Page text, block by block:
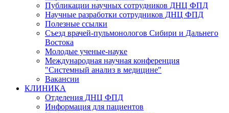
Публикации научных сотрудников ДНЦ ФПД
Научные разработки сотрудников ДНЦ ФПД
Полезные ссылки
Съезд врачей-пульмонологов Сибири и Дальнего
Востока
Молодые ученые-науке
Международная научная конференция
"Системный анализ в медицине"
Вакансии
КЛИНИКА
Отделения ДНЦ ФПД
Информация для пациентов